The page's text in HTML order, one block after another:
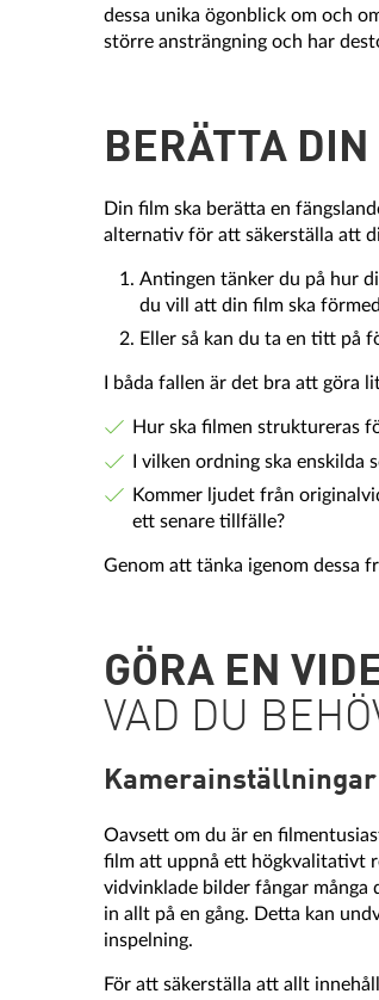
dessa unika ögonblick om och
större ansträngning och har
BERÄTTA
Din film ska berätta en
alternativ för att säkerställa att
Antingen tänker du på hur
du vill att din film ska
Eller så kan du ta en titt på
I båda fallen är det bra att göra
Hur ska filmen struktureras
I vilken ordning ska enskilda
Kommer ljudet från
ett senare tillfälle?
Genom att tänka igenom dessa
GÖRA EN
VAD DU
Kamerainställningar
Oavsett om du är en
film att uppnå ett högkvalitativt
vidvinklade bilder fångar många
in allt på en gång. Detta kan
inspelning.
För att säkerställa att allt